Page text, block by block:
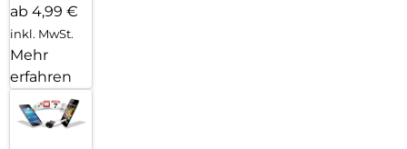
ab 4,99 €
inkl. MwSt.
Mehr
erfahren